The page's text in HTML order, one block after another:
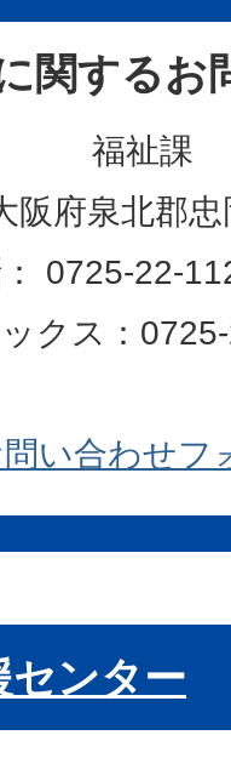
関するお
福祉課
阪府泉北郡
0725-22-
クス：
い合わせフ
センター